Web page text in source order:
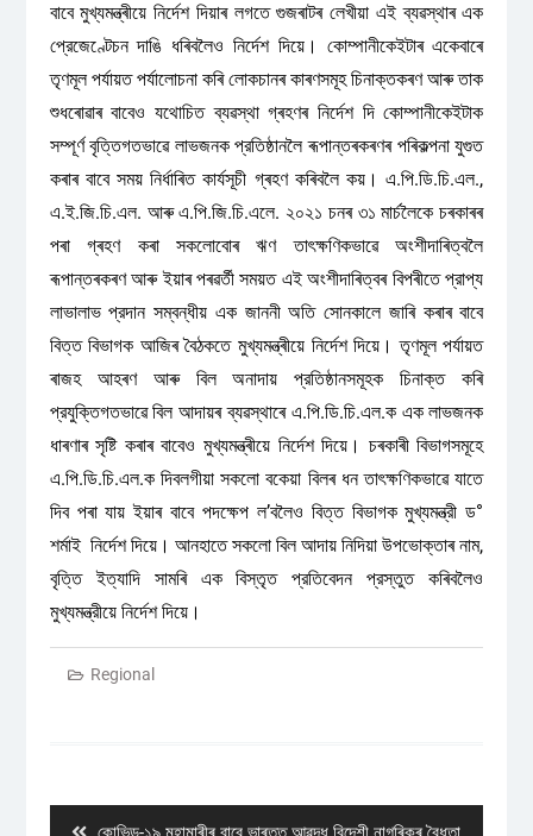
বাবে মুখ্যমন্ত্ৰীয়ে নিৰ্দেশ দিয়াৰ লগতে গুজৰাটৰ লেখীয়া এই ব্যৱস্থাৰ এক
প্রেজেণ্টেচন দাঙি ধৰিবলৈও নির্দেশ দিয়ে। কোম্পানীকেইটাৰ একেবাৰে
তৃণমূল পর্যায়ত পর্যালোচনা কৰি লোকচানৰ কাৰণসমূহ চিনাক্তকৰণ আৰু তাক
শুধৰোৱাৰ বাবেও যথোচিত ব্যৱস্থা গ্ৰহণৰ নিৰ্দেশ দি কোম্পানীকেইটাক
সম্পূর্ণ বৃত্তিগতভাৱে লাভজনক প্রতিষ্ঠানলৈ ৰূপান্তৰকৰণৰ পৰিকল্পনা যুগুত
কৰাৰ বাবে সময় নির্ধাৰিত কাৰ্যসূচী গ্ৰহণ কৰিবলৈ কয়। এ.পি.ডি.চি.এল.,
এ.ই.জি.চি.এল. আৰু এ.পি.জি.চি.এলে. ২০২১ চনৰ ৩১ মাৰ্চলৈকে চৰকাৰৰ
পৰা গ্ৰহণ কৰা সকলোবোৰ ঋণ তাৎক্ষণিকভাৱে অংশীদাৰিত্বলৈ
ৰূপান্তৰকৰণ আৰু ইয়াৰ পৰৱৰ্তী সময়ত এই অংশীদাৰিত্বৰ বিপৰীতে প্রাপ্য
লাভালাভ প্রদান সম্বন্ধীয় এক জাননী অতি সোনকালে জাৰি কৰাৰ বাবে
বিত্ত বিভাগক আজিৰ বৈঠকতে মুখ্যমন্ত্ৰীয়ে নির্দেশ দিয়ে। তৃণমূল পর্যায়ত
ৰাজহ আহৰণ আৰু বিল অনাদায় প্রতিষ্ঠানসমূহক চিনাক্ত কৰি
প্রযুক্তিগতভাৱে বিল আদায়ৰ ব্যৱস্থাৰে এ.পি.ডি.চি.এল.ক এক লাভজনক
ধাৰণাৰ সৃষ্টি কৰাৰ বাবেও মুখ্যমন্ত্ৰীয়ে নির্দেশ দিয়ে। চৰকাৰী বিভাগসমূহে
এ.পি.ডি.চি.এল.ক দিবলগীয়া সকলো বকেয়া বিলৰ ধন তাৎক্ষণিকভাৱে যাতে
দিব পৰা যায় ইয়াৰ বাবে পদক্ষেপ ল’বলৈও বিত্ত বিভাগক মুখ্যমন্ত্রী ড°
শৰ্মাই নির্দেশ দিয়ে। আনহাতে সকলো বিল আদায় নিদিয়া উপভোক্তাৰ নাম,
বৃত্তি ইত্যাদি সামৰি এক বিস্তৃত প্রতিবেদন প্রস্তুত কৰিবলৈও
মুখ্যমন্ত্রীয়ে নির্দেশ দিয়ে।
Regional
Previous